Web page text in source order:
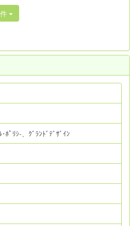
ﾎﾟﾘｼ‐、ｸﾞﾗﾝﾄﾞﾃﾞｻﾞｲﾝ